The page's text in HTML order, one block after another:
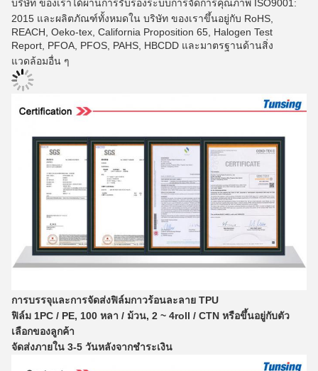
บริษัท ของเราได้ผ่านการรับรองระบบการจัดการคุณภาพ ISO9001:
2015 และผลิตภัณฑ์ทั้งหมดใน บริษัท ของเราขึ้นอยู่กับ RoHS,
REACH, Oeko-tex, California Proposition 65, Halogen Test
Report, PFOA, PFOS, PAHS, HBCDD และมาตรฐานด้านสิ่ง
แวดล้อมอื่น ๆ
การบรรจุและการจัดส่งฟิล์มกาวร้อนละลาย TPU
ฟิล์ม 1PC / PE, 100 หลา / ม้วน, 2 ~ 4roll / CTN หรือขึ้นอยู่กับตัว
เลือกของลูกค้า
จัดส่งภายใน 3-5 วันหลังจากชำระเงิน